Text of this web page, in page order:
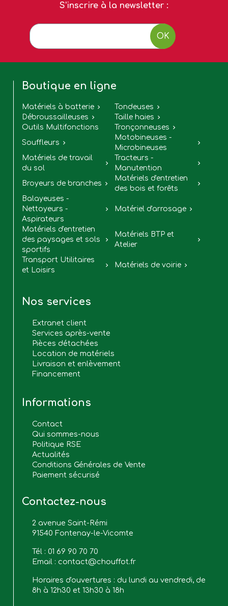
S'inscrire à la newsletter :
OK
Boutique en ligne
Matériels à batterie  Tondeuses 
Débroussailleuses  Taille haies 
Outils Multifonctions Tronçonneuses 
Souffleurs 
Motobineuses -
Microbineuses

Matériels de travail
du sol

Tracteurs -
Manutention

Broyeurs de branches 
Matériels d'entretien
des bois et forêts

Balayeuses -
Nettoyeurs -
Aspirateurs
 Matériel d'arrosage 
Matériels d'entretien
des paysages et sols
sportifs

Matériels BTP et
Atelier

Transport Utilitaires
et Loisirs
 Matériels de voirie 
Nos services
Extranet client
Services après-vente
Pièces détachées
Location de matériels
Livraison et enlèvement
Financement
Informations
Contact
Qui sommes-nous
Politique RSE
Actualités
Conditions Générales de Vente
Paiement sécurisé
Contactez-nous
2 avenue Saint-Rémi
91540 Fontenay-le-Vicomte
Tél : 01 69 90 70 70
Email : contact@chouffot.fr
Horaires d'ouvertures : du lundi au vendredi, de
8h à 12h30 et 13h30 à 18h